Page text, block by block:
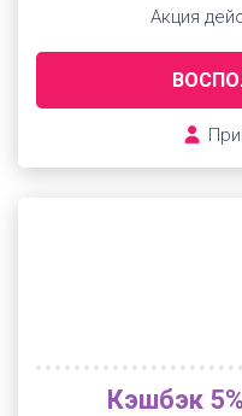
Акция
Кэшбэк